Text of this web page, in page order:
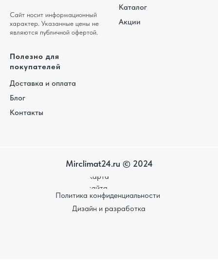
Сайт носит информационный
характер. Указанные цены не
являются публичной офертой.
Каталог
Акции
Полезно для
покупателей
Доставка и оплата
Блог
Контакты
Mirclimat24.ru © 2024
Карта
сайта
Политика конфиденциальности
Дизайн и разработка